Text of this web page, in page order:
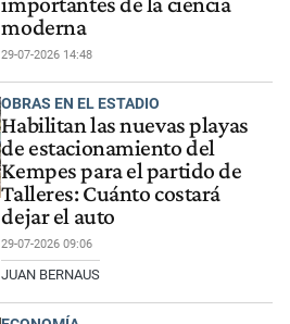
moderna
29-07-2026 14:48
OBRAS EN EL ESTADIO
Habilitan las nuevas playas
de estacionamiento del
Kempes para el partido de
Talleres: Cuánto costará
dejar el auto
29-07-2026 09:06
JUAN BERNAUS